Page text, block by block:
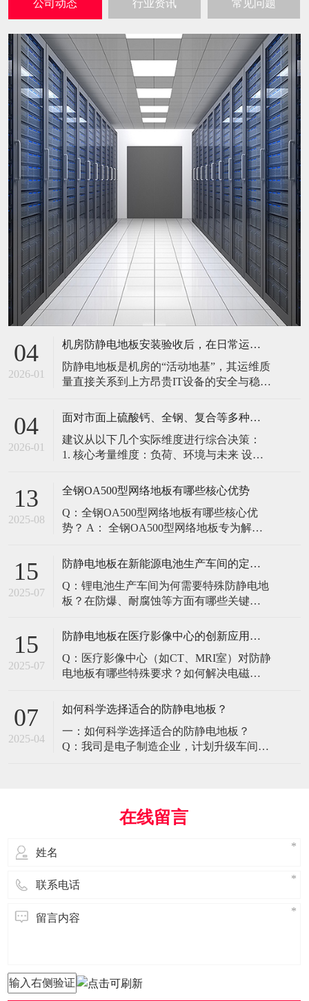
公司动态 行业资讯 常见问题
04
2026-01
机房防静电地板安装验收后，在日常运维中常常被忽视。请问，一套规范的、可操作的维护规程应包含哪些内容？有哪些“小问题”若不及时处理，会演变成“大故障”？
防静电地板是机房的“活动地基”，其运维质
量直接关系到上方昂贵IT设备的安全与稳
修，是保障其长期可靠的关键。 1. 建立分
由值班工程师执行）： 观： 巡检时观察地
面有无明显的水渍、油污或其它液体泼
04
2026-01
面对市面上硫酸钙、全钢、复合等多种类型的机房防静电地板，我们该如何科学选型？除了预算，更应该从哪些实际维度进行考量，以避免“过度配置”或“配置不足”？
建议从以下几个实际维度进行综合决策：
1. 核心考量维度：负荷、环境与未来 设备
您必须计算机房规划区域内最重设备的单
点载荷（通常指服务器机柜的支脚压
力）。 轻型机房（标准服务器/网络柜）：
单点载荷通常在1960N，主流的优质复合地
13
2025-08
全钢OA500型网络地板有哪些核心优势
Q：全钢OA500型网络地板有哪些核心优
势？ A： 全钢OA500型网络地板专为解决
以下核心优势： 高强度结构：采用优质冷
轧钢板拉伸焊接成型，表面磷化后静电喷
塑，防锈耐磨，承重性能优异。 便捷布
线：配套活动线槽板设计，可轻松掀起盖
15
2025-07
防静电地板在新能源电池生产车间的定制化解决方案
Q：锂电池生产车间为何需要特殊防静电地
板？在防爆、耐腐蚀等方面有哪些关键技
环境并存的特殊场景，需要全方位防护方
境要求 • 防爆等级：Ex IIB T4（ATEX认
证） • 静电泄放速度：<0.
15
2025-07
防静电地板在医疗影像中心的创新应用方案
Q：医疗影像中心（如CT、MRI室）对防静
电地板有哪些特殊要求？如何解决电磁干
环境特殊性对防静电地板提出了前所未有
疗影像环境的特殊需求 电磁兼容性要求 •
MRI室需完全无磁：磁化率<0.001（
07
2025-04
如何科学选择适合的防静电地板？
一：如何科学选择适合的防静电地板？
Q：我司是电子制造企业，计划升级车间地
用场景、技术指标及长期维护成本综合考
量。作为深耕行业多年的广东立品地板科
在线留言